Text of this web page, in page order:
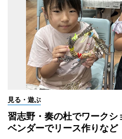
見る・遊ぶ
習志野・奏の杜でワーク
ベンダーでリース作りなど